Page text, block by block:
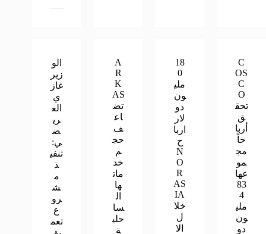
C
OS
C
O
تحق
ق
أربا
حاً
مج
مو
عها
83
4
ملي
ون
دو
18
0
ملي
ون
دو
لار
اربا
ح
N
O
R
AS
IA
خلا
ل
الا
A
R
K
AS
تض
اع
ف
حج
م
خد
مات
ها
ال
سا
حلي
ة
الو
زير
غاز
ي
الع
ري
ض
ي:
تنفي
ذ
م
ش
رو
ع
تعم